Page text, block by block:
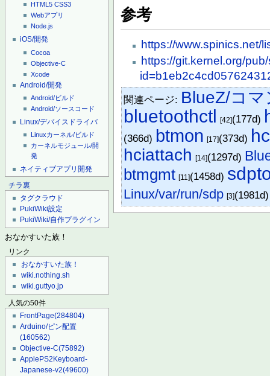
HTML5 CSS3
Webアプリ
Node.js
iOS/開発
Cocoa
Objective-C
Xcode
Android/開発
Android/ビルド
Android/ソースコード
Linux/デバイスドライバ
Linuxカーネル/ビルド
カーネルモジュール/開
発
ネイティブアプリ開発
チラ裏
タグクラウド
PukiWiki設定
PukiWiki/自作プラグイン
おなかすいた族！
リンク
おなかすいた族！
wiki.nothing.sh
wiki.guttyo.jp
人気の50件
FrontPage(284804)
Arduino/ピン配置
(160562)
Objective-C(75892)
ApplePS2Keyboard-
Japanese-v2(49600)
参考
https://www.spinics.net/
https://git.kernel.org/
関連ページ: BlueZ/コ
bluetoothctl [42](177d)
(366d) btmon [17](373d)
hciattach [14](1297d)
btmgmt [11](1458d)
Linux/var/run/sdp [3]